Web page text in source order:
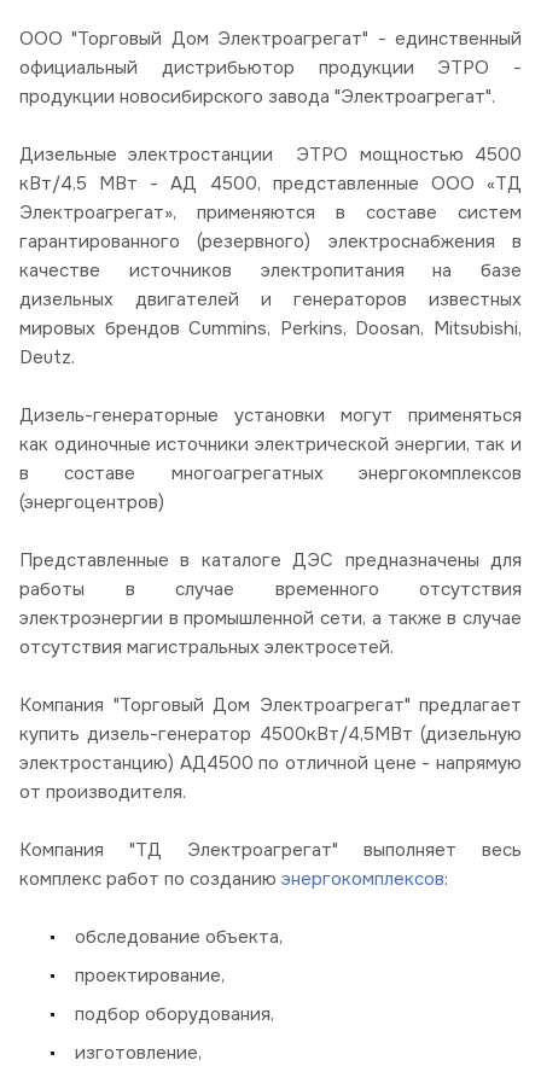
ООО "Торговый Дом Электроагрегат" - единственный
официальный дистрибьютор продукции ЭТРО -
продукции новосибирского завода "Электроагрегат".
Дизельные электростанции ЭТРО мощностью 4500
кВт/4,5 МВт - АД 4500, представленные ООО «ТД
Электроагрегат», применяются в составе систем
гарантированного (резервного) электроснабжения в
качестве источников электропитания на базе
дизельных двигателей и генераторов известных
мировых брендов Cummins, Perkins, Doosan, Mitsubishi,
Deutz.
Дизель-генераторные установки могут применяться
как одиночные источники электрической энергии, так и
в составе многоагрегатных энергокомплексов
(энергоцентров)
Представленные в каталоге ДЭС предназначены для
работы в случае временного отсутствия
электроэнергии в промышленной сети, а также в случае
отсутствия магистральных электросетей.
Компания "Торговый Дом Электроагрегат" предлагает
купить дизель-генератор 4500кВт/4,5МВт (дизельную
электростанцию) АД4500 по отличной цене - напрямую
от производителя.
Компания "ТД Электроагрегат" выполняет весь
комплекс работ по созданию энергокомплексов:
обследование объекта,
проектирование,
подбор оборудования,
изготовление,